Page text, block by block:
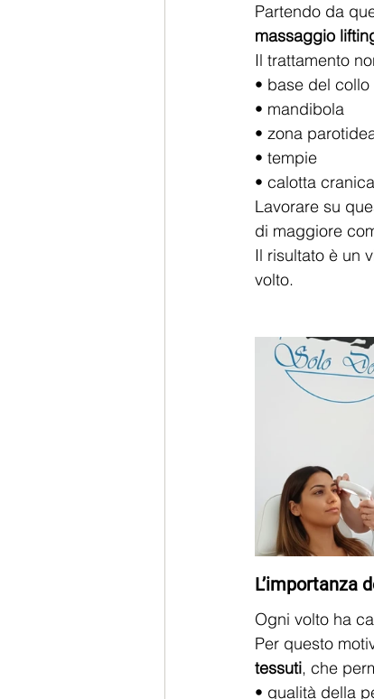
Partendo da
massaggio
Il trattamento
• base del collo
• mandibola
• zona
• tempie
• calotta
Lavorare su
di maggiore
Il risultato è un
volto.
L’importanza
Ogni volto ha
Per questo
tessuti, che
• qualità della